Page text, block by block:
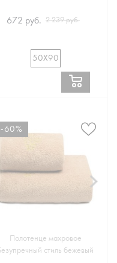
672 руб. 2 239 руб.
50Х90
-60%
Полотенце махровое
Безупречный стиль бежевый